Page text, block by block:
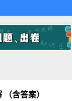
含答案）